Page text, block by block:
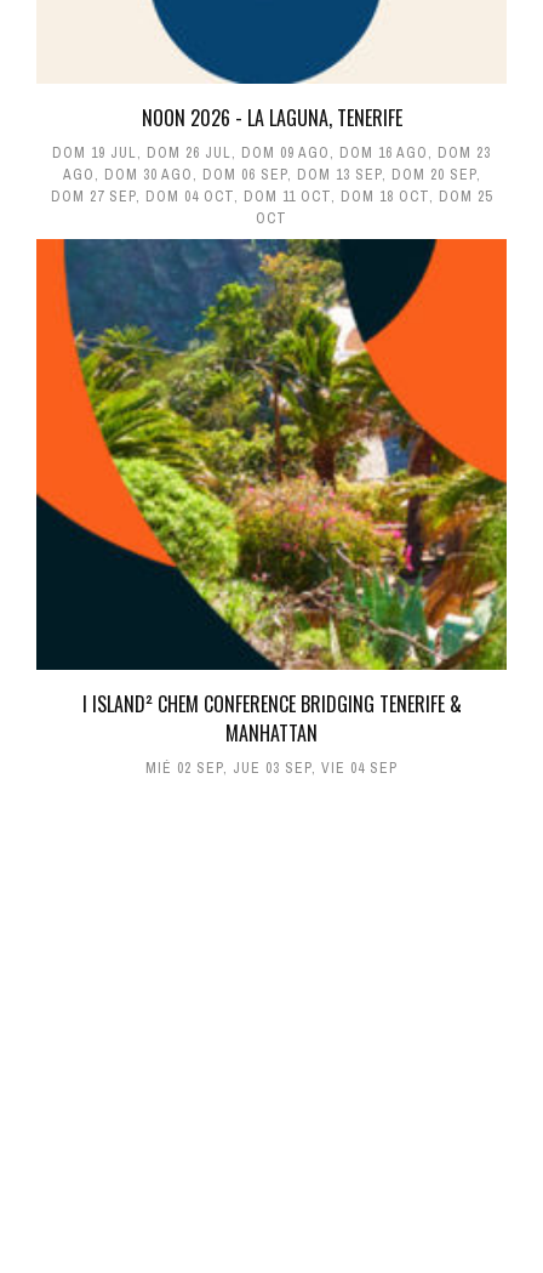
NOON 2026 - LA LAGUNA, TENERIFE
DOM 19 JUL, DOM 26 JUL, DOM 09 AGO, DOM 16 AGO, DOM 23
AGO, DOM 30 AGO, DOM 06 SEP, DOM 13 SEP, DOM 20 SEP,
DOM 27 SEP, DOM 04 OCT, DOM 11 OCT, DOM 18 OCT, DOM 25
OCT
I ISLAND² CHEM CONFERENCE BRIDGING TENERIFE &
MANHATTAN
MIÉ 02 SEP, JUE 03 SEP, VIE 04 SEP